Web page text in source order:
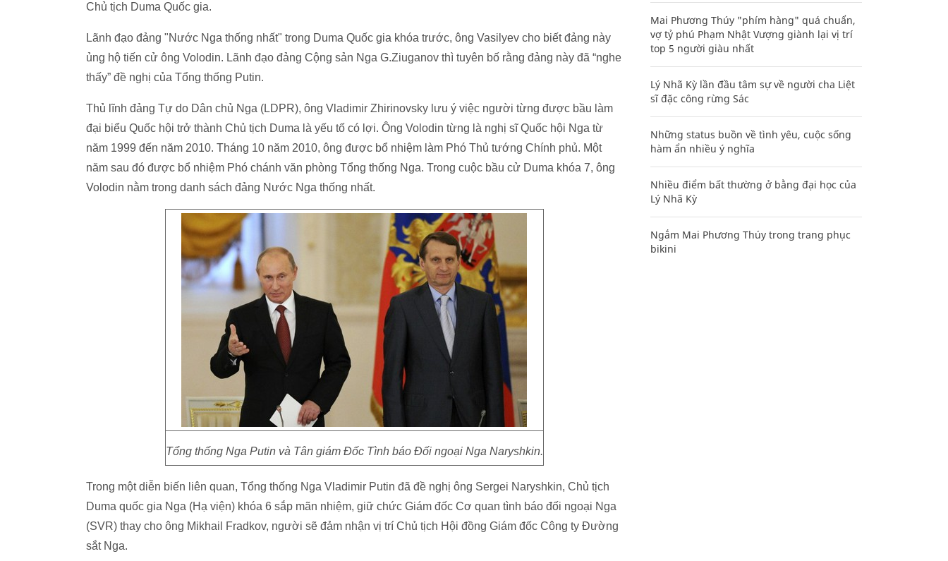
Chủ tịch Duma Quốc gia.
Lãnh đạo đảng "Nước Nga thống nhất" trong Duma Quốc gia khóa trước, ông Vasilyev cho biết đảng này
ủng hộ tiến cử ông Volodin. Lãnh đạo đảng Cộng sản Nga G.Ziuganov thì tuyên bố rằng đảng này đã “nghe
thấy” đề nghị của Tổng thống Putin.
Thủ lĩnh đảng Tự do Dân chủ Nga (LDPR), ông Vladimir Zhirinovsky lưu ý việc người từng được bầu làm
đại biểu Quốc hội trở thành Chủ tịch Duma là yếu tố có lợi. Ông Volodin từng là nghị sĩ Quốc hội Nga từ
năm 1999 đến năm 2010. Tháng 10 năm 2010, ông được bổ nhiệm làm Phó Thủ tướng Chính phủ. Một
năm sau đó được bổ nhiệm Phó chánh văn phòng Tổng thống Nga. Trong cuộc bầu cử Duma khóa 7, ông
Volodin nằm trong danh sách đảng Nước Nga thống nhất.
Tổng thống Nga Putin và Tân giám Đốc Tình báo Đối ngoại Nga Naryshkin.
Trong một diễn biến liên quan, Tổng thống Nga Vladimir Putin đã đề nghị ông Sergei Naryshkin, Chủ tịch
Duma quốc gia Nga (Hạ viện) khóa 6 sắp mãn nhiệm, giữ chức Giám đốc Cơ quan tình báo đối ngoại Nga
(SVR) thay cho ông Mikhail Fradkov, người sẽ đảm nhận vị trí Chủ tịch Hội đồng Giám đốc Công ty Đường
sắt Nga.
Mai Phương Thúy "phím hàng" quá chuẩn,
vợ tỷ phú Phạm Nhật Vượng giành lại vị trí
top 5 người giàu nhất
Lý Nhã Kỳ lần đầu tâm sự về người cha Liệt
sĩ đặc công rừng Sác
Những status buồn về tình yêu, cuộc sống
hàm ẩn nhiều ý nghĩa
Nhiều điểm bất thường ở bằng đại học của
Lý Nhã Kỳ
Ngắm Mai Phương Thúy trong trang phục
bikini